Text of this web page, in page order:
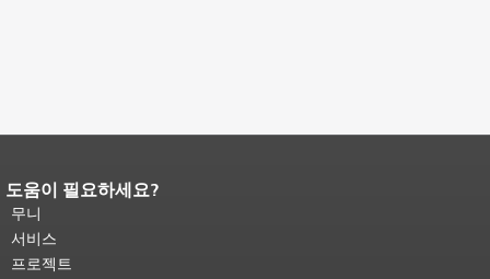
페이지 내용 끝입니다.이 페이지의 나
머지 내용은 모든 페이지에 반복됩니
다.메인 콘텐츠 상단으로 돌아가려면
여기를 클릭하십시오
도움이 필요하세요?
무니
서비스
프로젝트